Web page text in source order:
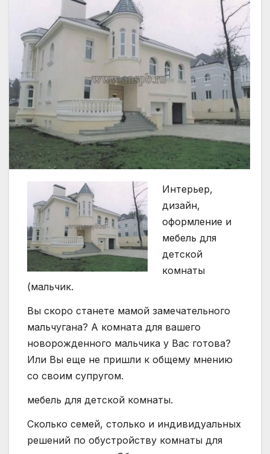
Интерьер,
дизайн,
оформление и
мебель для
детской
комнаты
(мальчик.
Вы скоро станете мамой замечательного
мальчугана? А комната для вашего
новорожденного мальчика у Вас готова?
Или Вы еще не пришли к общему мнению
со своим супругом.
мебель для детской комнаты.
Сколько семей, столько и индивидуальных
решений по обустройству комнаты для